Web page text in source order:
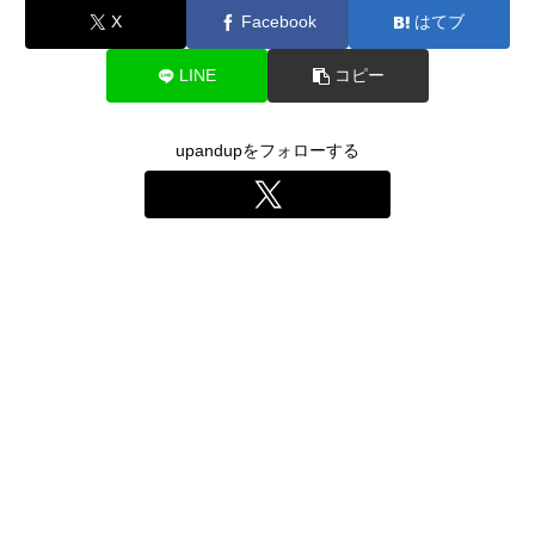
X Facebook はてブ
LINE コピー
upandupをフォローする